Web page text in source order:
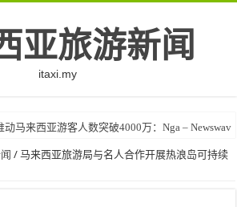
亚旅游新闻
itaxi.my
马来西亚游客人数突破4000万：Nga – Newswav
/ 马来西亚旅游局与名人合作开展热浪岛可持续